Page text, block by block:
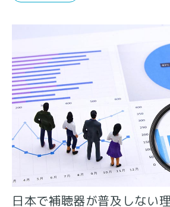
日本で補聴器が普及しない